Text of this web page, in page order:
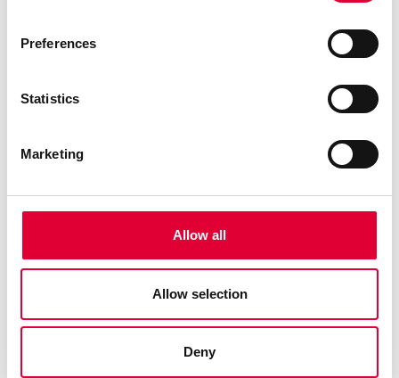
Preferences
Statistics
Marketing
Allow all
Allow selection
Deny
21.01.2025
Neuer OPF-Prüfplatz:
Vom Prototyp zur